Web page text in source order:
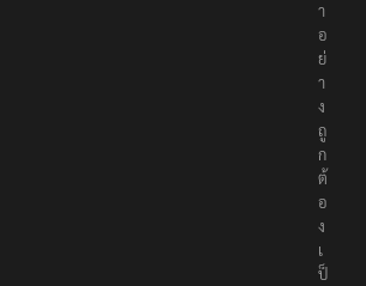
ห
า
อ
ย่
า
ง
ถู
ก
ต้
อ
ง
เ